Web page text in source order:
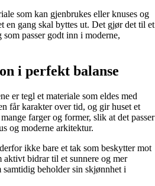
som kan gjenbrukes eller knuses og
en gang skal byttes ut. Det gjør det til et
passer godt inn i moderne,
i perfekt balanse
er tegl et materiale som eldes med
får karakter over tid, og gir huset et
farger og former, slik at det passer
og moderne arkitektur.
ikke bare et tak som beskytter mot
bidrar til et sunnere og mer
beholder sin skjønnhet i